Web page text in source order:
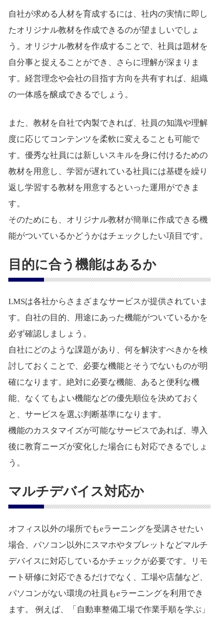
自社が求める人材を育成するには、社内の実情に即し
たオリジナル教材を作成できるのが望ましいでしょ
う。オリジナル教材を作成することで、社員は題材を
自分事と捉えることができ、さらに理解が深まりま
す。経営理念や会社の目指す方向を共有すれば、組織
の一体感を醸成できるでしょう。
また、教材を自社で内製できれば、社員の知識や理解
度に応じてコンテンツを柔軟に変えることも可能で
す。優秀な社員には新しいスキルを身に付けるための
教材を用意し、学習が遅れている社員には基礎を繰り
返し学習する教材を用意するといった運用ができま
す。
そのためにも、オリジナル教材が簡単に作成できる機
能がついているかどうかはチェックしたい項目です。
目的に合う機能はあるか
LMSは各社からさまざまなサービスが提供されていま
す。自社の目的、用途にあった機能がついているかを
必ず確認しましょう。
自社にどのような課題があり、何を解決すべきかを検
討しておくことで、必要な機能とそうでないものが明
確になります。絶対に必要な機能、あると便利な機
能、なくてもよい機能などの優先順位を決めておく
と、サービスを選ぶ判断基準になります。
機能のカスタマイズが可能なサービスであれば、導入
後に教育ニーズが変化した場合にも対応できるでしょ
う。
マルチデバイス対応か
オフィス以外の場所でもeラーニングを受講させたい
場合、パソコン以外にスマホやタブレットなどマルチ
デバイスに対応しているかチェックが必要です。リモ
ート研修に対応できるだけでなく、工場や店舗など、
パソコンがない環境の社員もeラーニングを利用でき
ます。 例えば、「自動車整備工場で作業手順を学ぶ」